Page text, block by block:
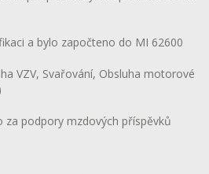
a bylo započteno do MI 62600
VZV, Svařování, Obsluha motorové
za podpory mzdových příspěvků